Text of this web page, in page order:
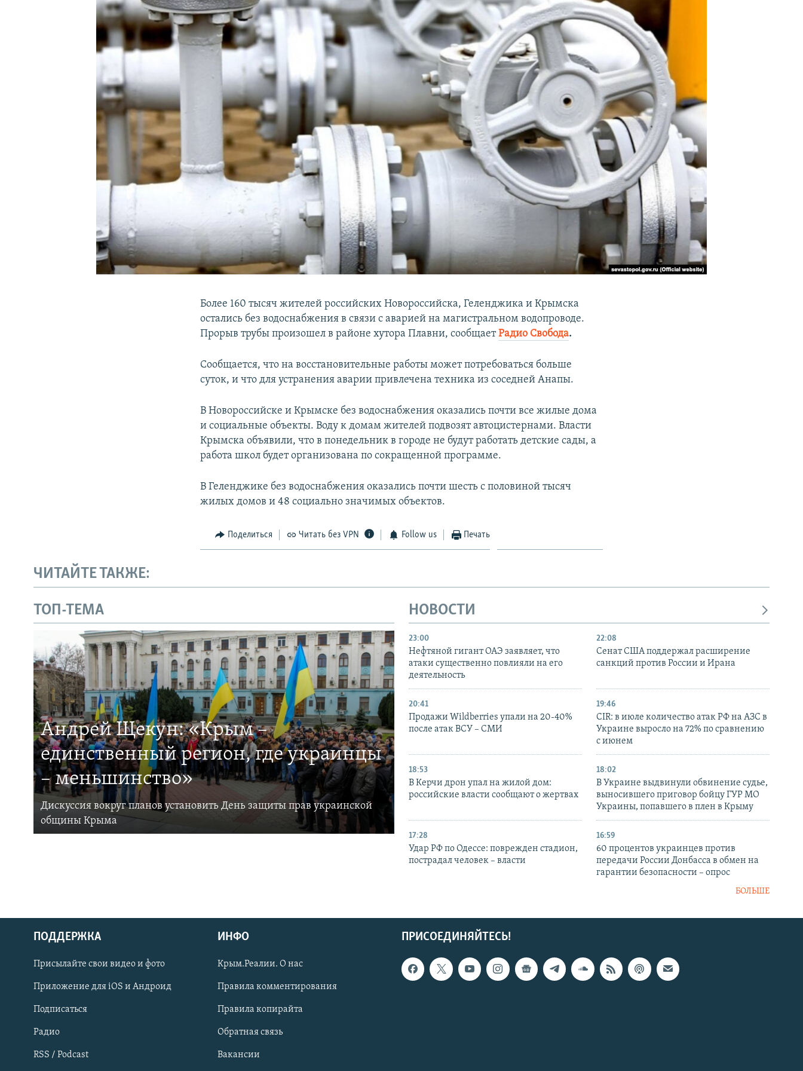
КРЫМ.НЕПОКОРЕННЫЙ
УКРАИНСКАЯ ПРОБЛЕМА КРЫМА
Українською
Qırımtatar
ПРИСОЕДИНЯЙТЕСЬ!
Более 160 тысяч жителей российских Новороссийска, Геленджика и Крымска
остались без водоснабжения в связи с аварией на магистральном водопроводе.
Прорыв трубы произошел в районе хутора Плавни, сообщает Радио Свобода.
Сообщается, что на восстановительные работы может потребоваться больше
суток, и что для устранения аварии привлечена техника из соседней Анапы.
В Новороссийске и Крымске без водоснабжения оказались почти все жилые дома
и социальные объекты. Воду к домам жителей подвозят автоцистернами. Власти
Крымска объявили, что в понедельник в городе не будут работать детские сады, а
работа школ будет организована по сокращенной программе.
В Геленджике без водоснабжения оказались почти шесть с половиной тысяч
жилых домов и 48 социально значимых объектов.
Поделиться Читать без VPN Follow us Печать
ЧИТАЙТЕ ТАКЖЕ:
ТОП-ТЕМА
Андрей Щекун: «Крым –
единственный регион, где украинцы
– меньшинство»
Дискуссия вокруг планов установить День защиты прав украинской
общины Крыма
НОВОСТИ
23:00
Нефтяной гигант ОАЭ заявляет, что
атаки существенно повлияли на его
деятельность
22:08
Сенат США поддержал расширение
санкций против России и Ирана
20:41
Продажи Wildberries упали на 20-40%
после атак ВСУ – СМИ
19:46
CIR: в июле количество атак РФ на АЗС в
Украине выросло на 72% по сравнению
с июнем
18:53
В Керчи дрон упал на жилой дом:
российские власти сообщают о жертвах
18:02
В Украине выдвинули обвинение судье,
выносившего приговор бойцу ГУР МО
Украины, попавшего в плен в Крыму
17:28
Удар РФ по Одессе: поврежден стадион,
пострадал человек – власти
16:59
60 процентов украинцев против
передачи России Донбасса в обмен на
гарантии безопасности – опрос
БОЛЬШЕ
ПРИСОЕДИНЯЙТЕСЬ!
ПОДДЕРЖКА
Присылайте свои видео и фото
Приложение для iOS и Андроид
Подписаться
Радио
RSS / Podcast
ИНФО
Крым.Реалии. О нас
Правила комментирования
Правила копирайта
Обратная связь
Вакансии